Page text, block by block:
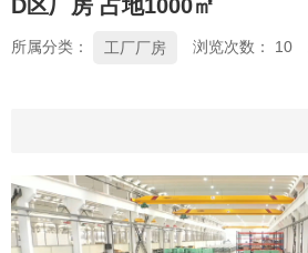
D区厂房 占地1000㎡
所属分类： 工厂厂房 浏览次数： 10